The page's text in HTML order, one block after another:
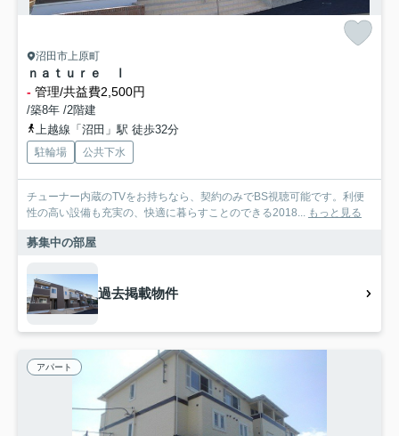
沼田市上原町
ｎａｔｕｒｅ Ⅰ
- 管理/共益費2,500円
/築8年 /2階建
上越線「沼田」駅 徒歩32分
駐輪場 公共下水
チューナー内蔵のTVをお持ちなら、契約のみでBS視聴可能です。利便
性の高い設備も充実の、快適に暮らすことのできる2018... もっと見る
募集中の部屋
過去掲載物件
アパート